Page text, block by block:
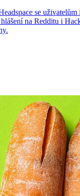
se uživatelům
na Redditu i